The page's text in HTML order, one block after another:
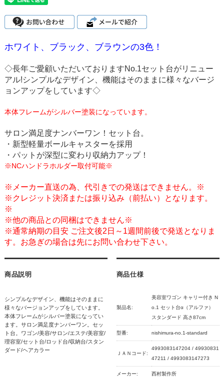
ホワイト、ブラック、ブラウンの3色！
◇長年ご愛顧いただいておりますNo.1セット台がリニュー
アル!シンプルなデザイン、機能はそのままに様々なバージ
ョンアップをしています◇
本体フレームがシルバー塗装になっています。
サロン満足度ナンバーワン！セット台。
・新型軽量ボールキャスターを採用
・パットが深型に変わり収納力アップ！
※NCハンドラホルダー取付可能※
※メーカー直送の為、代引きでの発送はできません。※
※クレジット決済または振り込み（前払い）となります。
※
※他の商品との同梱はできません※
※通常納期の目安 ご注文後2日～1週間前後で発送となりま
す。お急ぎの場合は先にお問い合わせ下さい。
商品説明
シンプルなデザイン、機能はそのままに
様々なバージョンアップをしています。
本体フレームがシルバー塗装になってい
ます。サロン満足度ナンバーワン。セッ
ト台。ワゴン/美容/サロン/エステ/美容室/
理容室/セット台/ロッド台/収納台/スタン
ダード/ヘアカラー
商品仕様
製品名:
美容室ワゴン キャリー付き N
o.1 セット台α（アルファ）
スタンダード 高さ87cm
型番: nishimura-no.1-standard
ＪＡＮコード:
4993083147204 / 49930831
47211 / 4993083147273
メーカー: 西村製作所